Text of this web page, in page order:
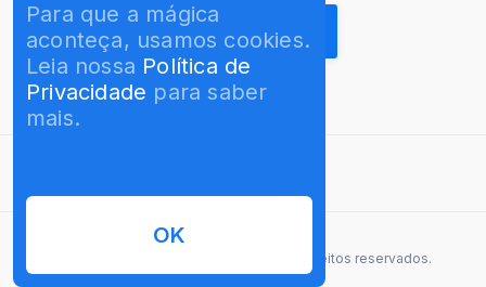
Para que a mágica
aconteça, usamos cookies.
Leia nossa Política de
Privacidade para saber
mais.
OK
© 2026 InterPromo GMBH. Todos os direitos reservados.